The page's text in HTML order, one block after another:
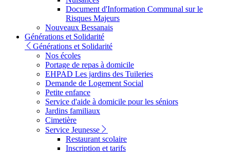
Document d'Information Communal sur le
Risques Majeurs
Nouveaux Bessanais
Générations et Solidarité
Générations et Solidarité
Nos écoles
Portage de repas à domicile
EHPAD Les jardins des Tuileries
Demande de Logement Social
Petite enfance
Service d'aide à domicile pour les séniors
Jardins familiaux
Cimetière
Service Jeunesse
Restaurant scolaire
Inscription et tarifs